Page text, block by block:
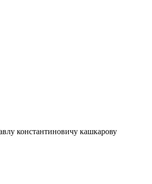
константиновичу кашкарову